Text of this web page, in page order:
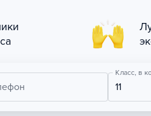
Класс, в
11